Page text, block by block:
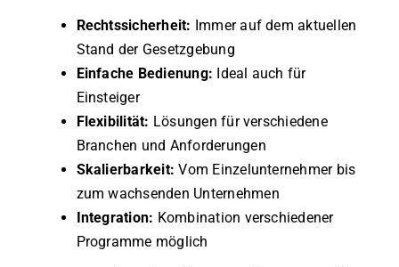
Rechtssicherheit: Immer auf dem aktuellen
Stand der Gesetzgebung
Einfache Bedienung: Ideal auch für
Einsteiger
Flexibilität: Lösungen für verschiedene
Branchen und Anforderungen
Skalierbarkeit: Vom Einzelunternehmer bis
zum wachsenden Unternehmen
Integration: Kombination verschiedener
Programme möglich